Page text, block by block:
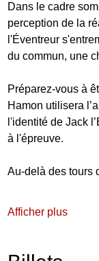
Dans le cadre
perception de la
l'Éventreur
du commun, une
Préparez-vous à
Hamon utilisera
l'identité de Jack
à l'épreuve.
Au-delà des tours
Afficher plus